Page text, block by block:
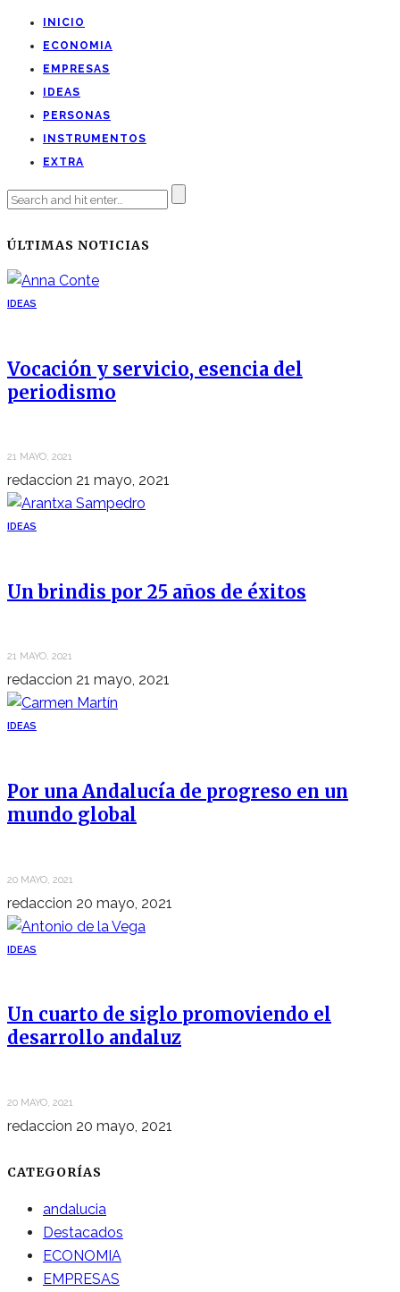
INICIO
ECONOMIA
EMPRESAS
IDEAS
PERSONAS
INSTRUMENTOS
EXTRA
ÚLTIMAS NOTICIAS
IDEAS
Vocación y servicio, esencia del
periodismo
21 MAYO, 2021
redaccion 21 mayo, 2021
IDEAS
Un brindis por 25 años de éxitos
21 MAYO, 2021
redaccion 21 mayo, 2021
IDEAS
Por una Andalucía de progreso en un
mundo global
20 MAYO, 2021
redaccion 20 mayo, 2021
IDEAS
Un cuarto de siglo promoviendo el
desarrollo andaluz
20 MAYO, 2021
redaccion 20 mayo, 2021
CATEGORÍAS
andalucia
Destacados
ECONOMIA
EMPRESAS